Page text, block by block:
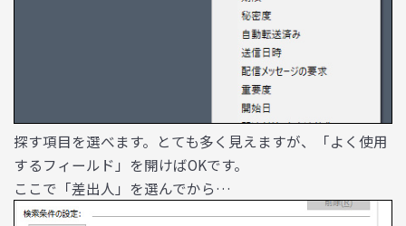
探す項目を選べます。とても多く見えますが、「よく使用
するフィールド」を開けばOKです。
ここで「差出人」を選んでから…